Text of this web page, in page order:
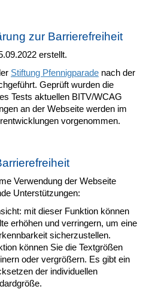
zur Barrierefreiheit
erstellt.
Stiftung Pfennigparade nach der
Geprüft wurden die
Tests aktuellen BITV/WCAG
an der Webseite werden im
vorgenommen.
Verwendung der Webseite
Unterstützungen:
mit dieser Funktion können
erhöhen und verringern, um eine
sicherzustellen.
können Sie die Textgrößen
oder vergrößern. Es gibt ein
der individuellen